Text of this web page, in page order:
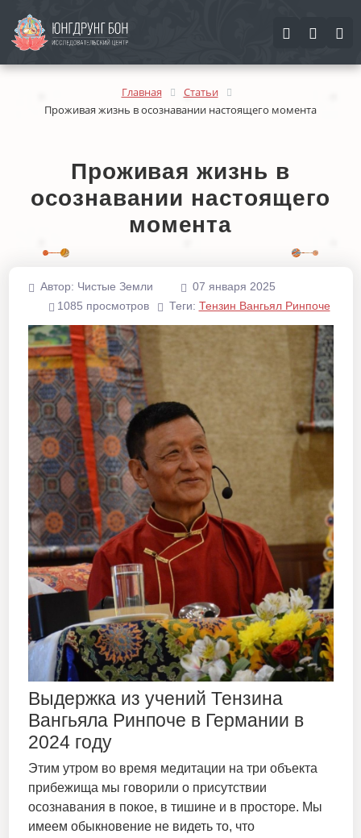
Найти
Найти
Закрыть
Главная
Статьи
Проживая жизнь в осознавании настоящего момента
Проживая жизнь в
осознавании настоящего
момента
Автор: Чистые Земли
07 января 2025
1085 просмотров
Теги: Тензин Вангьял Ринпоче
Выдержка из учений Тензина
Вангьяла Ринпоче в Германии в
2024 году
Этим утром во время медитации на три объекта
прибежища мы говорили о присутствии
осознавания в покое, в тишине и в просторе. Мы
имеем обыкновение не видеть то, что